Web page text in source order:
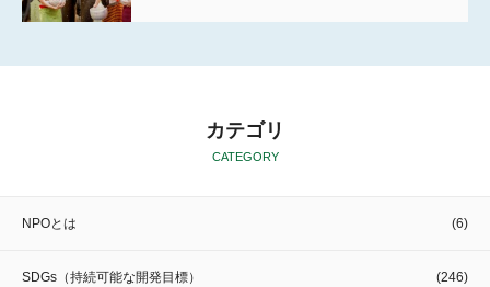
カテゴリ
CATEGORY
NPOとは (6)
SDGs（持続可能な開発目標） (246)